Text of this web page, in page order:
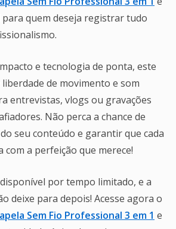
quem deseja registrar tudo
e tecnologia de ponta, este
de movimento e som
entrevistas, vlogs ou gravações
Não perca a chance de
seu conteúdo e garantir que cada
com a perfeição que merece!
por tempo limitado, e a
deixe para depois! Acesse agora o
Sem Fio Professional 3 em 1 e